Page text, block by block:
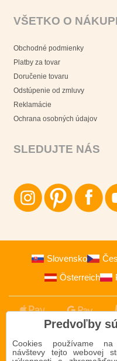
VŠETKO O
Obchodné podmienky
Platby za tovar
Doručenie tovaru
Odstúpenie od zmluvy
Reklamácie
Ochrana osobných údajov
SLEDUJTE NÁS
Slovensko
Österreich
Predvoľby
Cookies používame
návštevy tejto webovej